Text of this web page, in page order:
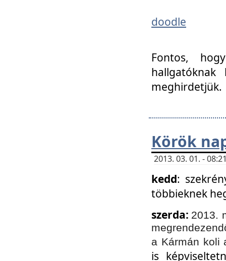
doodle
Fontos,
meghirdetjük.
Körök
2013. 03. 01. -
kedd:
többieknek
szerda: 2013.
a Kármán koli
is